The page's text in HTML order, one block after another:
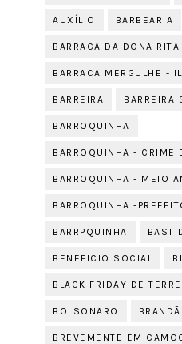
AUXÍLIO BARBEARIA
BARRACA DA DONA RITA
BARRACA MERGULHE -
BARREIRA BARREIRA
BARROQUINHA
BARROQUINHA - CRIME
BARROQUINHA - MEIO
BARROQUINHA -
BARRPQUINHA
BENEFICIO SOCIAL
BLACK FRIDAY DE
BOLSONARO
BREVEMENTE EM